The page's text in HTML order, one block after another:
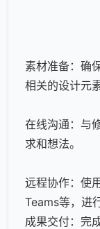
素材准备：确
相关的设计元
在线沟通：与
求和想法。
远程协作：使
Teams等，进
成果交付：完